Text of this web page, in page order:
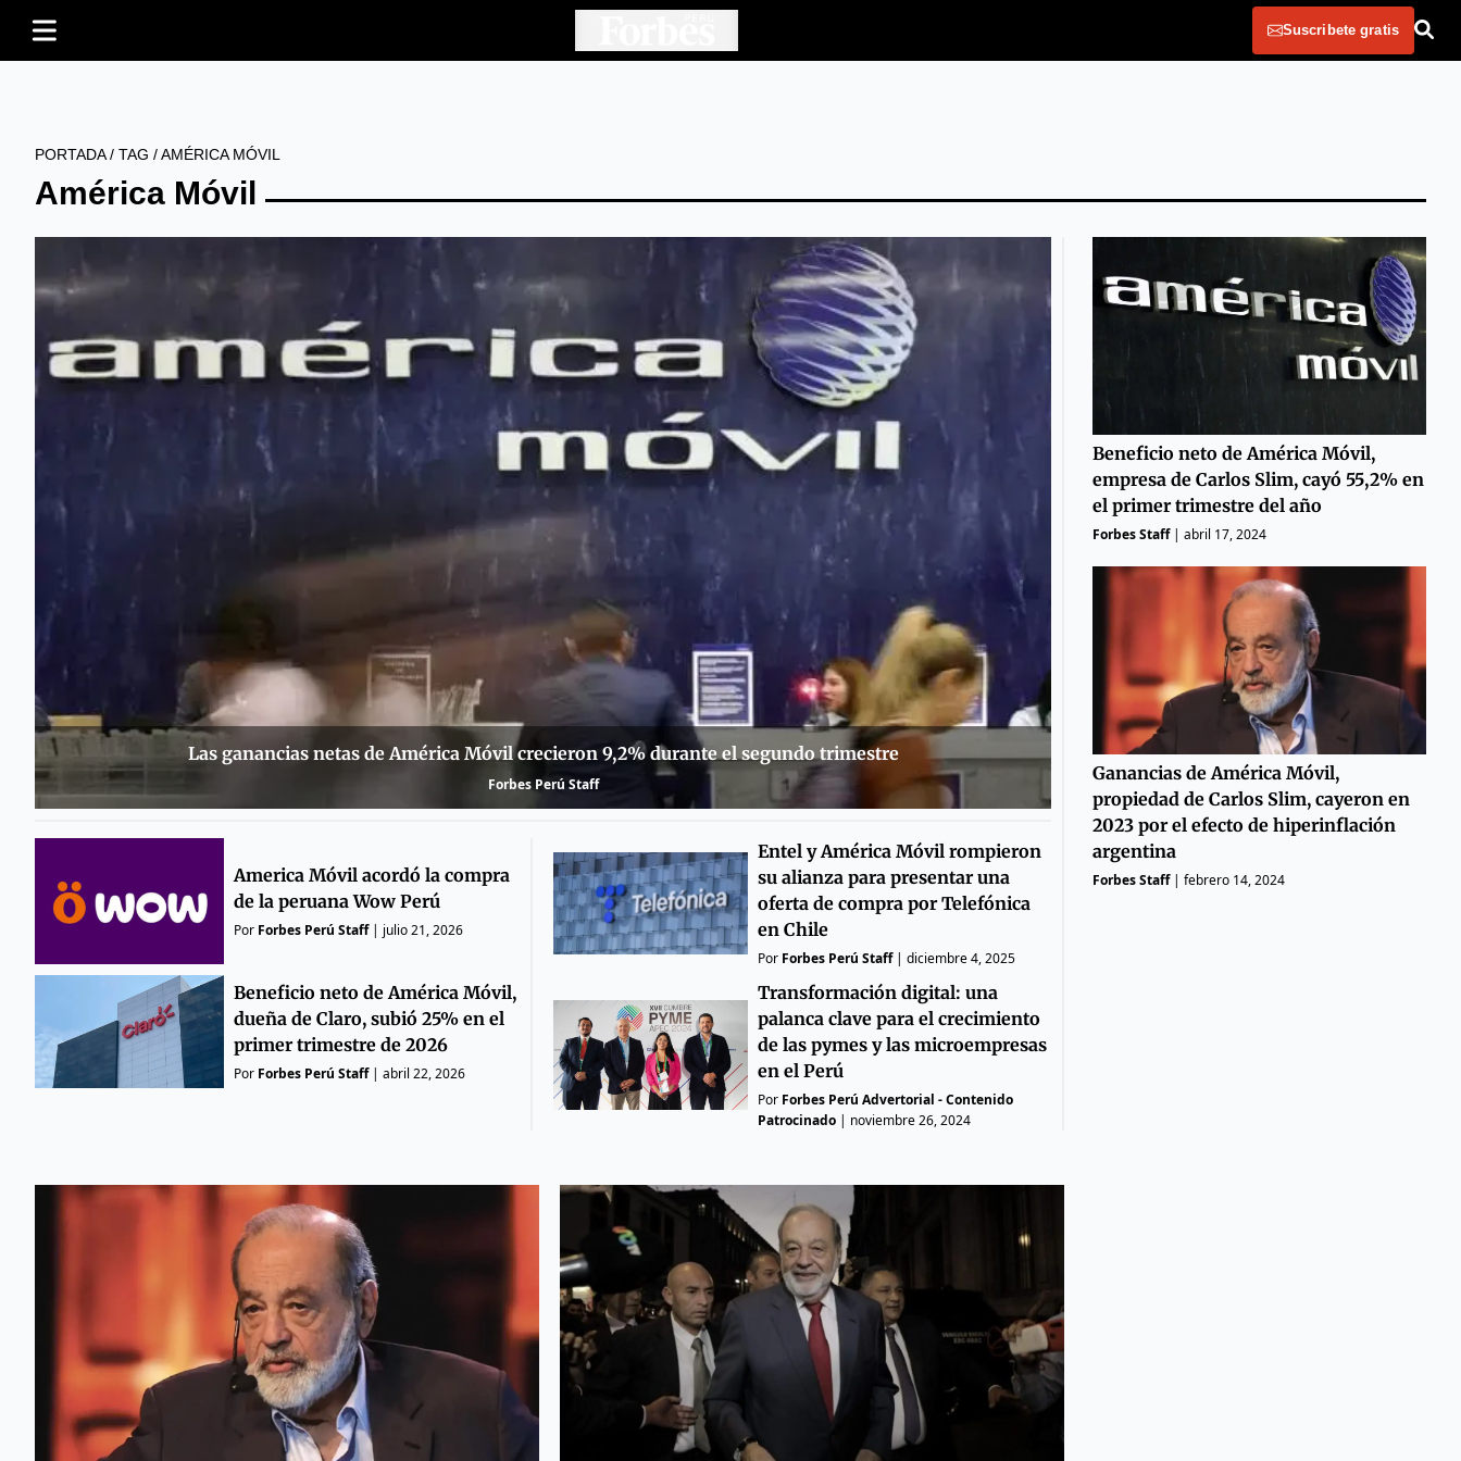
Suscribete gratis
PORTADA/ TAG /AMÉRICA MÓVIL
América Móvil
Las ganancias netas de América Móvil crecieron 9,2% durante el segundo trimestre
Forbes Perú Staff
America Móvil acordó la compra
de la peruana Wow Perú
Por Forbes Perú Staff| julio 21, 2026
Beneficio neto de América Móvil,
dueña de Claro, subió 25% en el
primer trimestre de 2026
Por Forbes Perú Staff| abril 22, 2026
Entel y América Móvil rompieron
su alianza para presentar una
oferta de compra por Telefónica
en Chile
Por Forbes Perú Staff| diciembre 4, 2025
Transformación digital: una
palanca clave para el crecimiento
de las pymes y las microempresas
en el Perú
Por Forbes Perú Advertorial - Contenido
Patrocinado| noviembre 26, 2024
Beneficio neto de América Móvil,
empresa de Carlos Slim, cayó 55,2% en
el primer trimestre del año
Forbes Staff| abril 17, 2024
Ganancias de América Móvil,
propiedad de Carlos Slim, cayeron en
2023 por el efecto de hiperinflación
argentina
Forbes Staff| febrero 14, 2024